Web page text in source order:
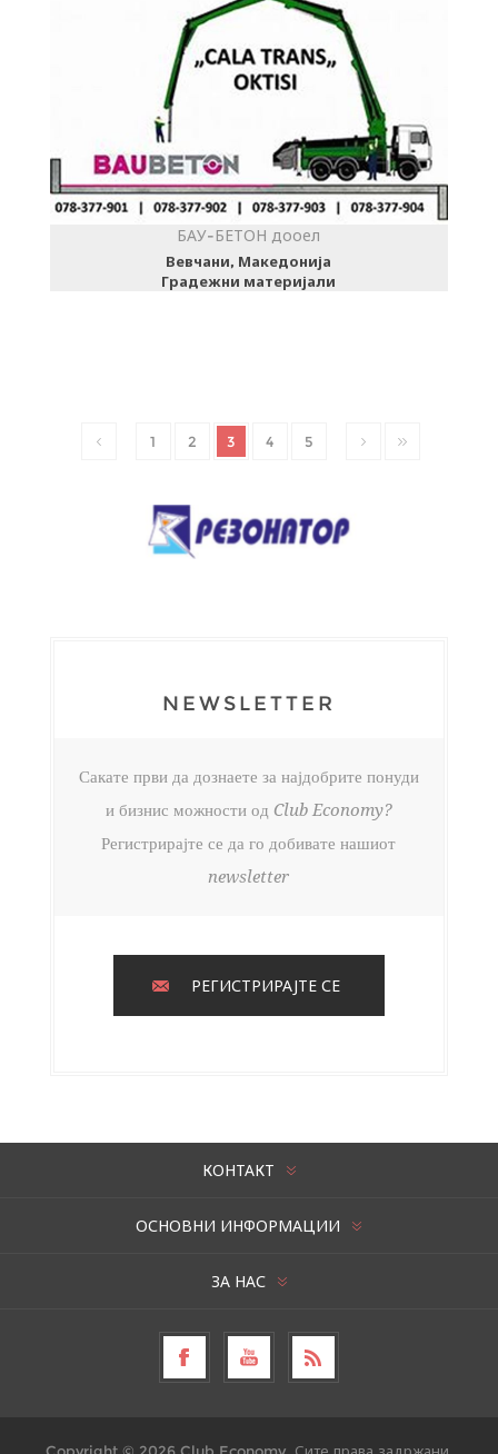
БАУ-БЕТОН дооел
Вевчани, Македонија
Градежни материјали
1 2 3 4 5
NEWSLETTER
Сакате први да дознаете за најдобрите понуди
и бизнис можности од Club Economy?
Регистрирајте се да го добивате нашиот
newsletter
РЕГИСТРИРАЈТЕ СЕ
КОНТАКТ
ОСНОВНИ ИНФОРМАЦИИ
ЗА НАС